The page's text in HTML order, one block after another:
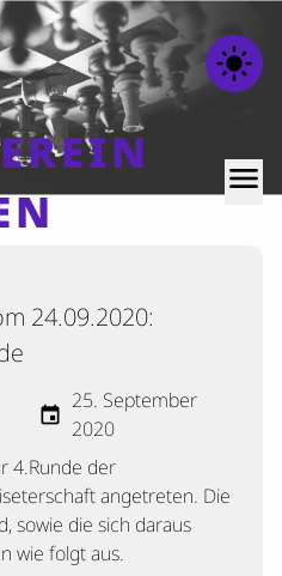
light_mode
menu
24.09.2020:
event
25. September
2020
4.Runde der
angetreten. Die
sowie die sich daraus
wie folgt aus.